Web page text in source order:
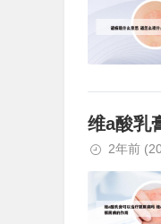
维a酸乳
2年前